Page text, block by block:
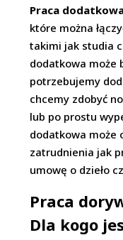
Praca
które można
takimi jak studia
dodatkowa może
potrzebujemy
chcemy zdobyć
lub po prostu
dodatkowa może
zatrudnienia jak
umowę o dzieło
Praca
Dla kogo